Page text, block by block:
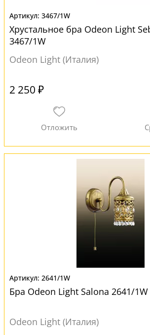
3467/1W
Хрустальное бра Odeon Light
3467/1W
Odeon Light (Италия)
2 250 ₽
2641/1W
Бра Odeon Light Salona 2641/1W
Odeon Light (Италия)